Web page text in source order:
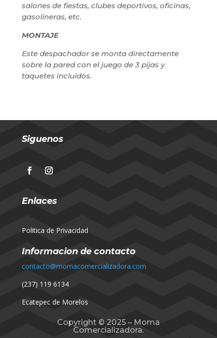
salones de fiestas, clubes deportivos, oficinas,
gasolineras, etc.
MONTAJE
Este despachador se monta directamente
sobre la pared con el juego de 3 pijas y
taquetes incluidos.
Siguenos
Enlaces
Politica de Privacidad
Informacion de contacto
contacto@momacomercializadora.com
(237) 119 6134
Ecatepec de Morelos
Copyright © 2025 – Moma
Comercializadora.